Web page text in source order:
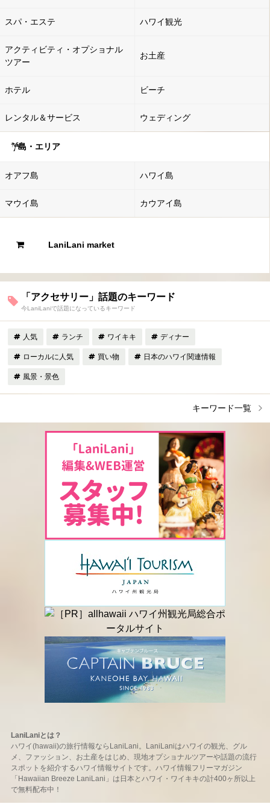
スパ・エステ ハワイ観光
アクティビティ・オプショナル
ツアー
お土産
ホテル ビーチ
レンタル＆サービス ウェディング
島・エリア
オアフ島 ハワイ島
マウイ島 カウアイ島
LaniLani market
「アクセサリー」話題のキーワード
今LaniLaniで話題になっているキーワード
人気 ランチ ワイキキ ディナー
ローカルに人気 買い物 日本のハワイ関連情報
風景・景色
キーワード一覧
LaniLaniとは？
ハワイ(hawaii)の旅行情報ならLaniLani。LaniLaniはハワイの観光、グル
メ、ファッション、お土産をはじめ、現地オプショナルツアーや話題の流行
スポットを紹介するハワイ情報サイトです。ハワイ情報フリーマガジン
「Hawaiian Breeze LaniLani」は日本とハワイ・ワイキキの計400ヶ所以上
で無料配布中！